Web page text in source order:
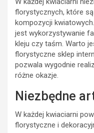
florystycznych, które
kompozycji
jest wykorzystywanie
kleju czy taśm. Warto
florystyczne sklep
pozwala wygodnie
różne okazje.
Niezbędne
W każdej kwiaciarni
florystyczne i